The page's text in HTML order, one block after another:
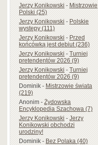
Jerzy Konikowski-Mistrzowie
Polski (25)
Jerzy Konikowski-Polskie
występy (111)
Jerzy Konikowski-Przed
końcówką jest debiut (236)
Jerzy Konikowski-Turniej
pretendentów 2026 (9)
Jerzy Konikowski-Turniej
pretendentów 2026 (9)
Dominik-Mistrzowie świata
(219)
Anonim-Żydowska
Encyklopedia Szachowa (7)
Jerzy Konikowski-Jerzy
Konikowski obchodzi
urodziny!
Dominik-Bez Polaka (40)